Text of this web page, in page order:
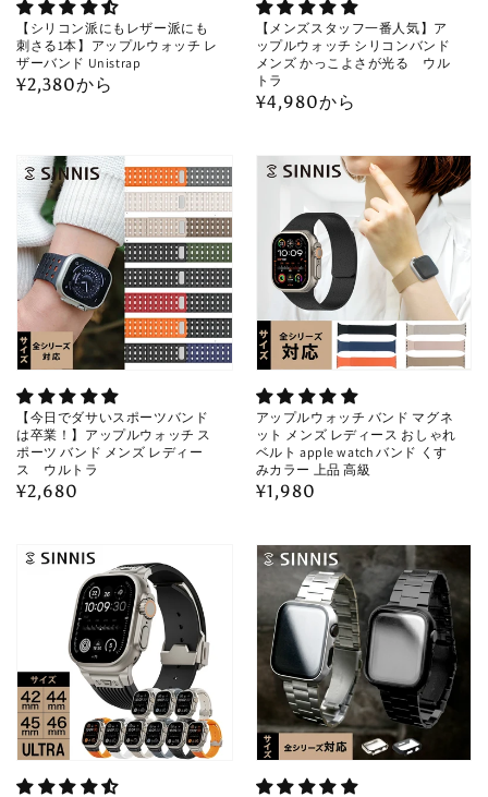
【シリコン派にもレザー派にも
刺さる1本】アップルウォッチ レ
ザーバンド Unistrap
通
格
¥2,380から
【メンズスタッフ一番人気】ア
ップルウォッチ シリコンバンド
メンズ かっこよさが光る ウル
トラ
通
価
格
¥4,980から
【今日でダサいスポーツバンド
は卒業！】アップルウォッチ ス
ポーツ バンド メンズ レディー
ス ウルトラ
通
格
¥2,680
アップルウォッチ バンド マグネ
ット メンズ レディース おしゃれ
ベルト apple watch バンド くす
みカラー 上品 高級
通
価
格
¥1,980